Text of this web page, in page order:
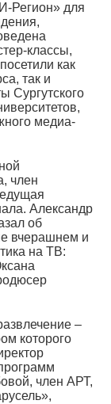
Регион» для
классы,
как
так и
Сургутского
медиа-
член
Александр
об
вчерашнем и
на ТВ:
–
которого
член АРТ,